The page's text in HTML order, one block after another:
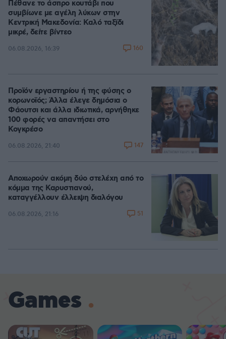
Πέθανε το άσπρο κουτάβι που
συμβίωνε με αγέλη λύκων στην
Κεντρική Μακεδονία: Καλό ταξίδι
μικρέ, δείτε βίντεο
06.08.2026, 16:39 160
Προϊόν εργαστηρίου ή της φύσης ο
κορωνοϊός; Άλλα έλεγε δημόσια ο
Φάουτσι και άλλα ιδιωτικά, αρνήθηκε
100 φορές να απαντήσει στο
Κογκρέσο
06.08.2026, 21:40 147
Αποχωρούν ακόμη δύο στελέχη από το
κόμμα της Καρυστιανού,
καταγγέλλουν έλλειψη διαλόγου
06.08.2026, 21:16 51
Games